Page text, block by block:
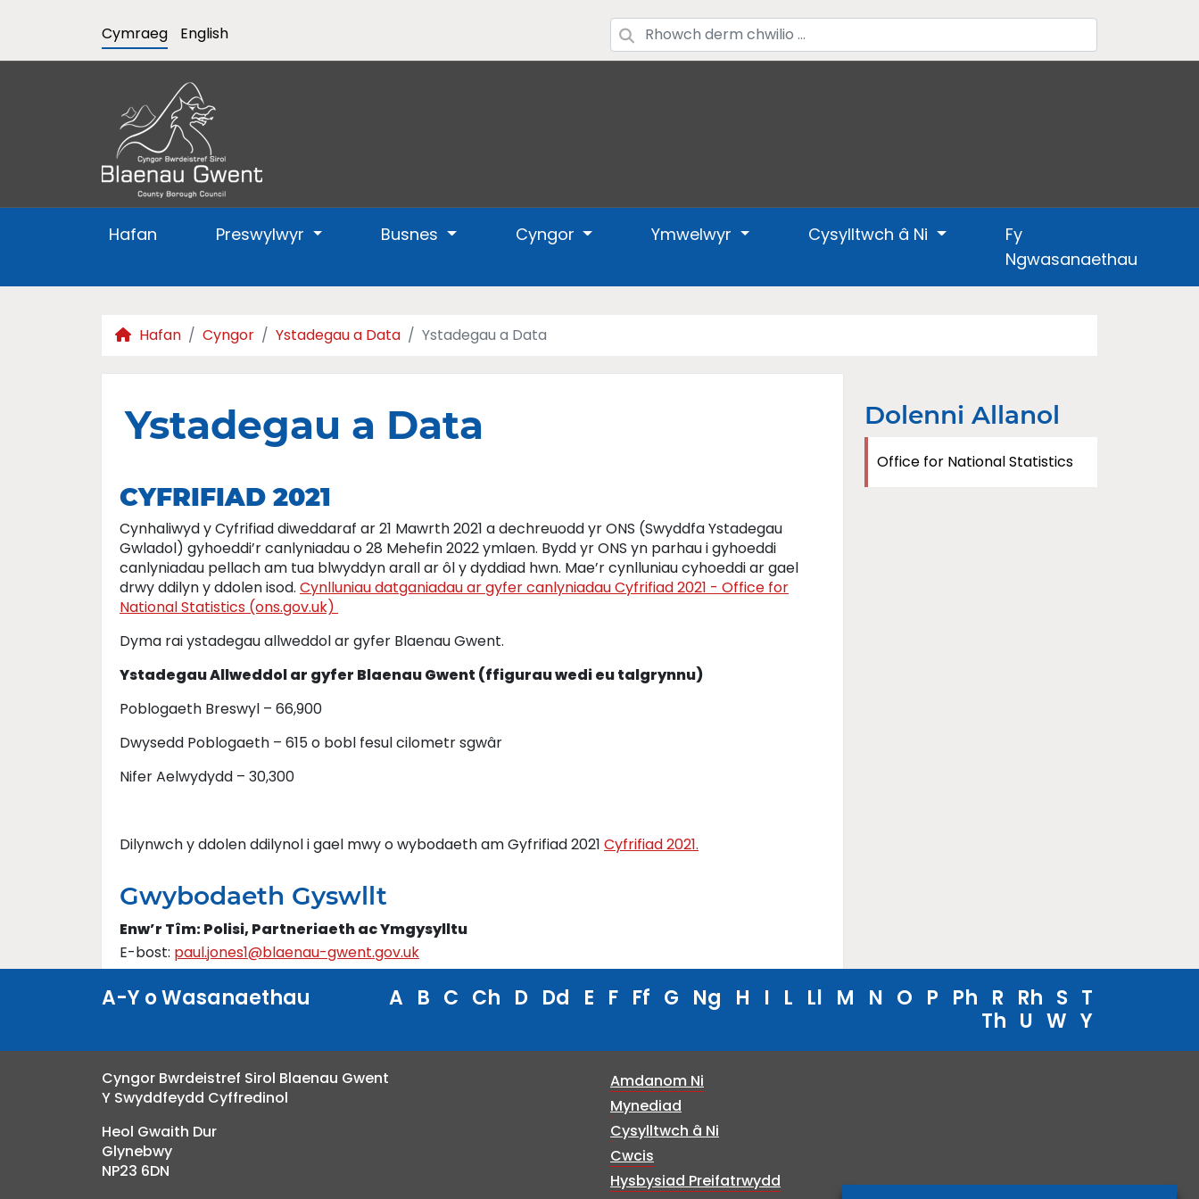
Cymraeg English
Hafan Preswylwyr Busnes Cyngor Ymwelwyr Cysylltwch â Ni
Fy
Ngwasanaethau
Hafan Cyngor Ystadegau a Data Ystadegau a Data
Ystadegau a Data
CYFRIFIAD 2021
Cynhaliwyd y Cyfrifiad diweddaraf ar 21 Mawrth 2021 a dechreuodd yr ONS (Swyddfa Ystadegau
Gwladol) gyhoeddi’r canlyniadau o 28 Mehefin 2022 ymlaen. Bydd yr ONS yn parhau i gyhoeddi
canlyniadau pellach am tua blwyddyn arall ar ôl y dyddiad hwn. Mae’r cynlluniau cyhoeddi ar gael
drwy ddilyn y ddolen isod. Cynlluniau datganiadau ar gyfer canlyniadau Cyfrifiad 2021 - Office for
National Statistics (ons.gov.uk)
Dyma rai ystadegau allweddol ar gyfer Blaenau Gwent.
Ystadegau Allweddol ar gyfer Blaenau Gwent (ffigurau wedi eu talgrynnu)
Poblogaeth Breswyl – 66,900
Dwysedd Poblogaeth – 615 o bobl fesul cilometr sgwâr
Nifer Aelwydydd – 30,300
Dilynwch y ddolen ddilynol i gael mwy o wybodaeth am Gyfrifiad 2021 Cyfrifiad 2021.
Gwybodaeth Gyswllt
Enw’r Tîm: Polisi, Partneriaeth ac Ymgysylltu
E-bost: paul.jones1@blaenau-gwent.gov.uk
Dolenni Allanol
Office for National Statistics
A-Y o Wasanaethau A B C Ch D Dd E F Ff G Ng H I L Ll M N O P Ph R Rh S T
Th U W Y
Cyngor Bwrdeistref Sirol Blaenau Gwent
Y Swyddfeydd Cyffredinol
Heol Gwaith Dur
Glynebwy
NP23 6DN
Amdanom Ni
Mynediad
Cysylltwch â Ni
Cwcis
Hysbysiad Preifatrwydd